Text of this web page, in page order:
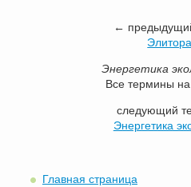
←
Энергетика
Все термины на
следующий
Энергетика
Главная страница